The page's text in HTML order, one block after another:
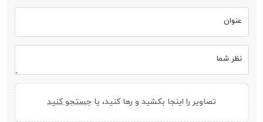
عنوان
نظر شما
تصاویر را اینجا بکشید و رها کنید، یا جستجو کنید